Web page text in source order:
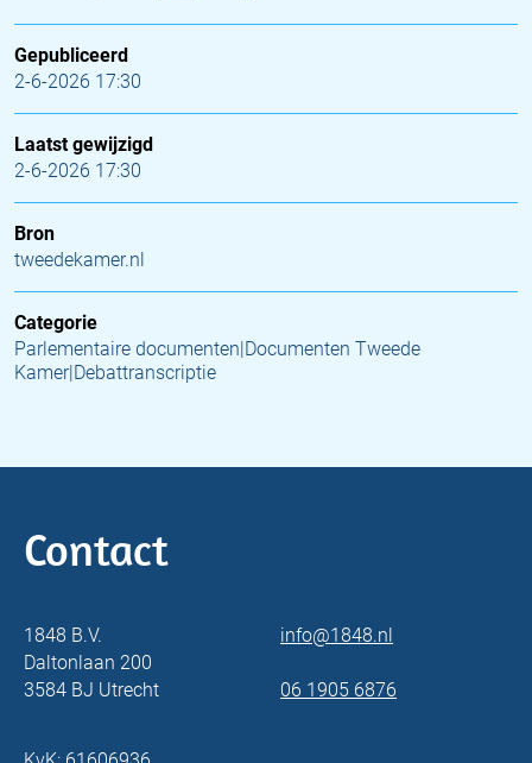
Gepubliceerd
2-6-2026 17:30
Laatst gewijzigd
2-6-2026 17:30
Bron
tweedekamer.nl
Categorie
Parlementaire documenten|Documenten Tweede
Kamer|Debattranscriptie
Contact
1848 B.V.
Daltonlaan 200
3584 BJ Utrecht
info@1848.nl
06 1905 6876